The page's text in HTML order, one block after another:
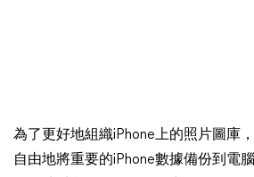
為了更好地組織iPhone上的照片圖庫
自由地將重要的iPhone數據備份到電